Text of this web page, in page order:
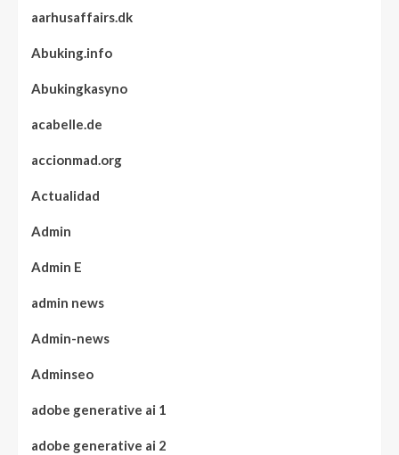
aarhusaffairs.dk
Abuking.info
Abukingkasyno
acabelle.de
accionmad.org
Actualidad
Admin
Admin E
admin news
Admin-news
Adminseo
adobe generative ai 1
adobe generative ai 2